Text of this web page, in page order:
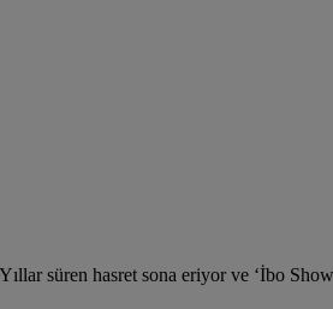
süren hasret sona eriyor ve ‘İbo